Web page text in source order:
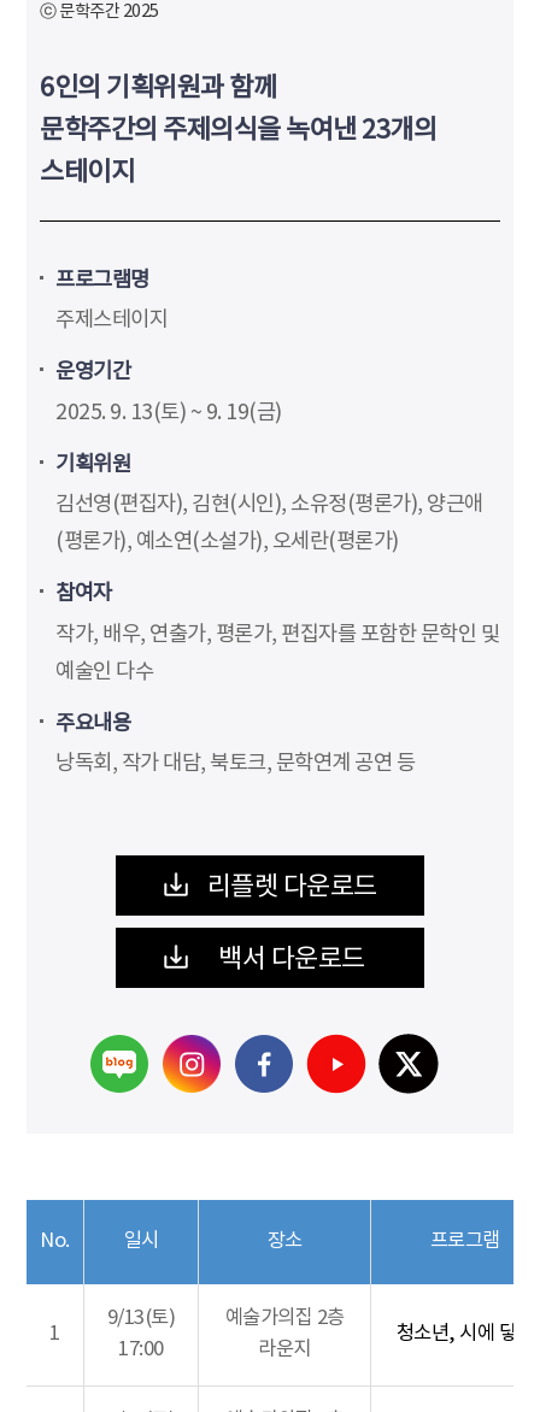
ⓒ 문학주간 2025
6인의 기획위원과 함께
문학주간의 주제의식을 녹여낸 23개의
스테이지
프로그램명
주제스테이지
운영기간
2025. 9. 13(토) ~ 9. 19(금)
기획위원
김선영(편집자), 김현(시인), 소유정(평론가), 양근애
(평론가), 예소연(소설가), 오세란(평론가)
참여자
작가, 배우, 연출가, 평론가, 편집자를 포함한 문학인 및
예술인 다수
주요내용
낭독회, 작가 대담, 북토크, 문학연계 공연 등
리플렛 다운로드
백서 다운로드
No. 일시 장소 프로그램
1
9/13(토)
17:00
예술가의집 2층
라운지
청소년, 시에 닿다